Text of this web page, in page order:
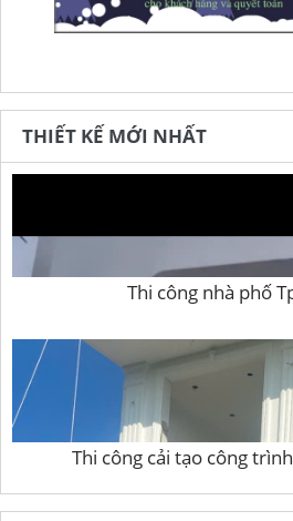
THIẾT KẾ MỚI NHẤT
Thi công nhà phố
Thi công cải tạo công